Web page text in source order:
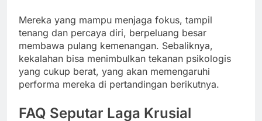
Mereka yang mampu menjaga fokus, tampil
tenang dan percaya diri, berpeluang besar
membawa pulang kemenangan. Sebaliknya,
kekalahan bisa menimbulkan tekanan psikologis
yang cukup berat, yang akan memengaruhi
performa mereka di pertandingan berikutnya.
FAQ Seputar Laga Krusial